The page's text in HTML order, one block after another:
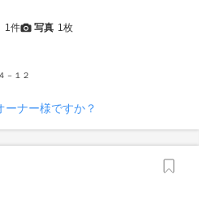
1件 写真 1枚
－１２
ーナー様ですか？